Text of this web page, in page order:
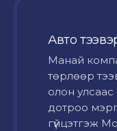
Авто
Mанай
төрлөөр
олон
дотроо
гүйцэтгэж